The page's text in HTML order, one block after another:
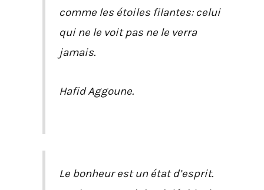
comme les étoiles filantes: celui
qui ne le voit pas ne le verra
jamais.
Hafid Aggoune.
Le bonheur est un état d’esprit.